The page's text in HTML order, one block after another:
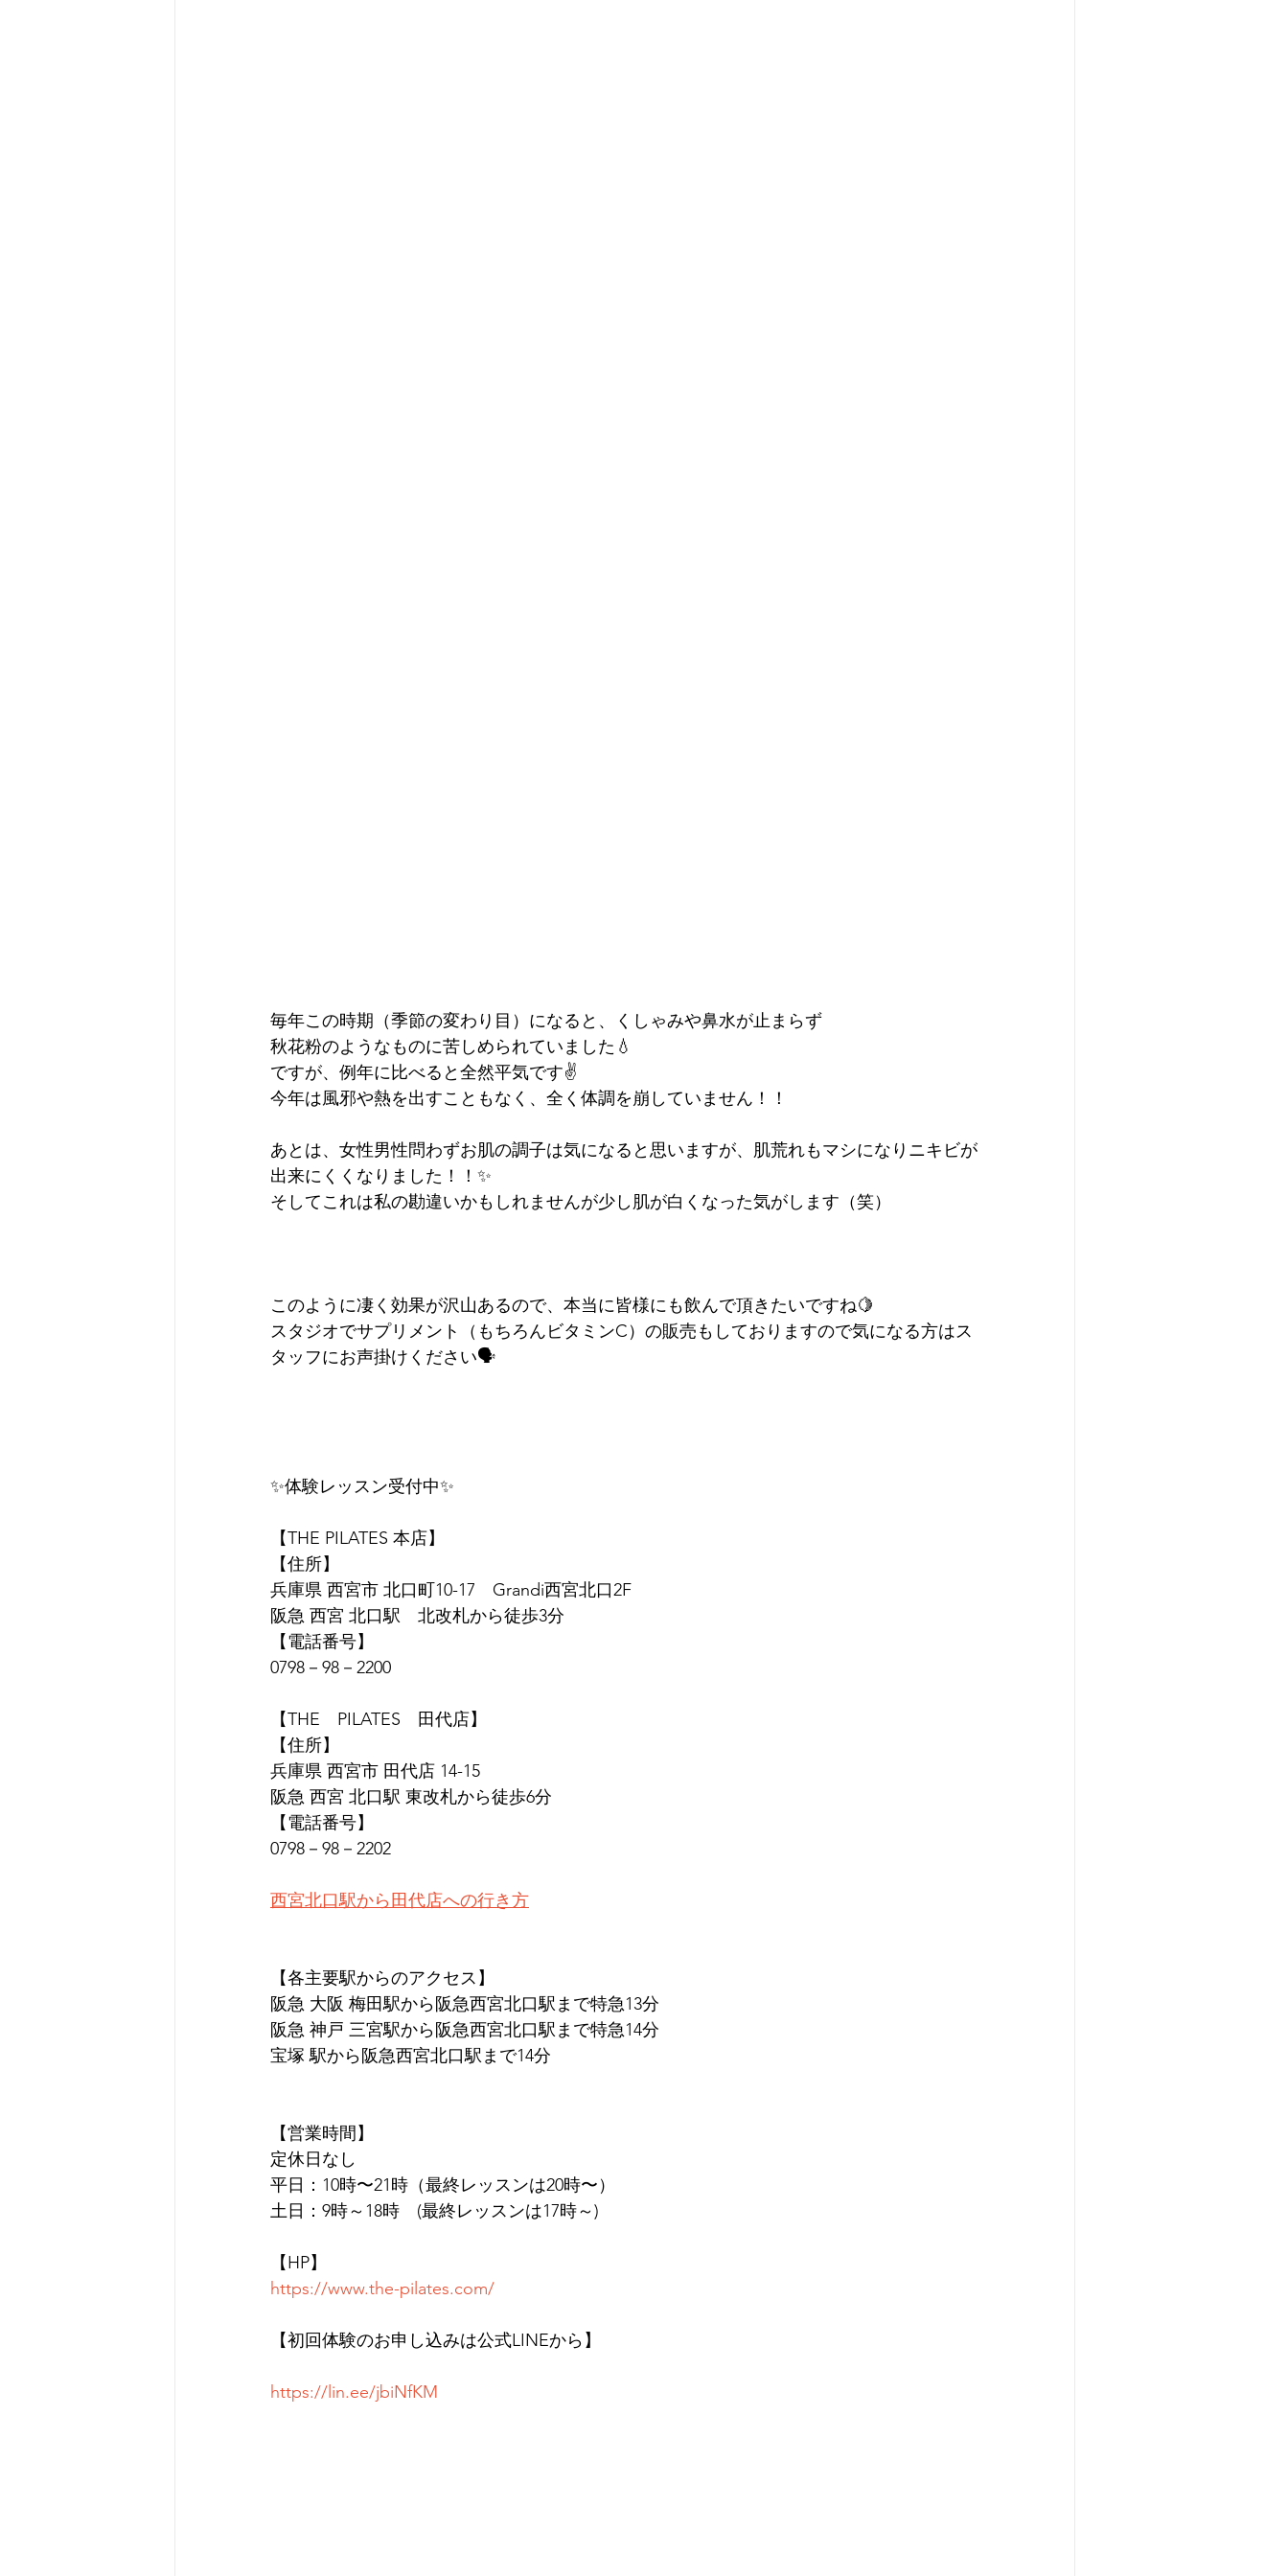
毎年この時期（季節の変わり目）になると、くしゃみや鼻水が止まらず
秋花粉のようなものに苦しめられていました💧
ですが、例年に比べると全然平気です✌️
今年は風邪や熱を出すこともなく、全く体調を崩していません！！
あとは、女性男性問わずお肌の調子は気になると思いますが、肌荒れもマシになりニキビが
出来にくくなりました！！✨
そしてこれは私の勘違いかもしれませんが少し肌が白くなった気がします（笑）
このように凄く効果が沢山あるので、本当に皆様にも飲んで頂きたいですね🍋
スタジオでサプリメント（もちろんビタミンC）の販売もしておりますので気になる方はス
タッフにお声掛けください🗣
✨体験レッスン受付中✨
【THE PILATES 本店】
【住所】
兵庫県 西宮市 北口町10-17　Grandi西宮北口2F
阪急 西宮 北口駅　北改札から徒歩3分
【電話番号】
0798－98－2200
【THE　PILATES　田代店】
【住所】
兵庫県 西宮市 田代店 14-15
阪急 西宮 北口駅 東改札から徒歩6分
【電話番号】
0798－98－2202
西宮北口駅から田代店への行き方
【各主要駅からのアクセス】
阪急 大阪 梅田駅から阪急西宮北口駅まで特急13分
阪急 神戸 三宮駅から阪急西宮北口駅まで特急14分
宝塚 駅から阪急西宮北口駅まで14分
【営業時間】
定休日なし
平日：10時〜21時（最終レッスンは20時〜）
土日：9時～18時　(最終レッスンは17時～)
【HP】
https://www.the-pilates.com/
【初回体験のお申し込みは公式LINEから】
https://lin.ee/jbiNfKM